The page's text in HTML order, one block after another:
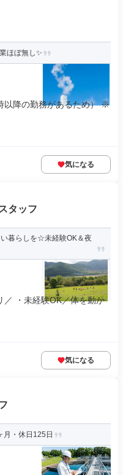
ほぼ無し✨
以降の勤務があるため） ※
気になる
タッフ
い暮らしを☆未経験OK＆夜
／ ・未経験OK／体を動か
気になる
月・休日125日